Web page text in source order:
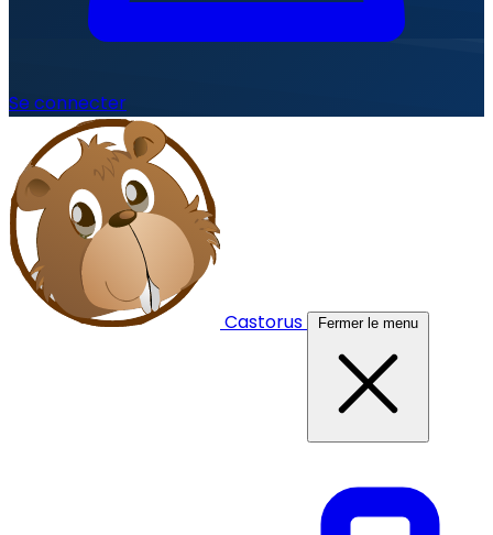
Se connecter
Castorus Fermer le menu